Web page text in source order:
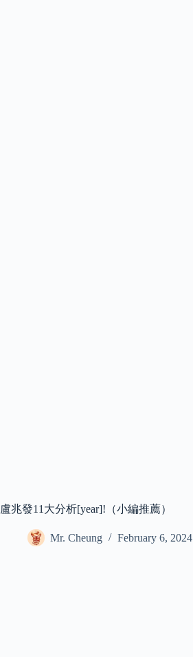
盧兆發11大分析[year]!（小編推薦）
Mr. Cheung February 6, 2024